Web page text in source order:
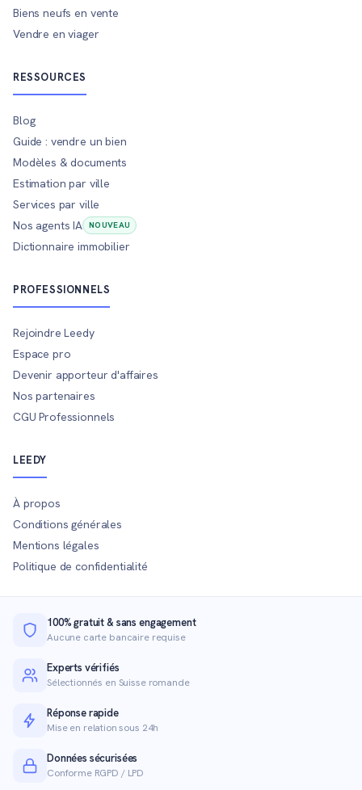
Biens neufs en vente
Vendre en viager
RESSOURCES
Blog
Guide : vendre un bien
Modèles & documents
Estimation par ville
Services par ville
Nos agents IA
NOUVEAU
Dictionnaire immobilier
PROFESSIONNELS
Rejoindre Leedy
Espace pro
Devenir apporteur d'affaires
Nos partenaires
CGU Professionnels
LEEDY
À propos
Conditions générales
Mentions légales
Politique de confidentialité
100% gratuit & sans engagement
Aucune carte bancaire requise
Experts vérifiés
Sélectionnés en Suisse romande
Réponse rapide
Mise en relation sous 24h
Données sécurisées
Conforme RGPD / LPD